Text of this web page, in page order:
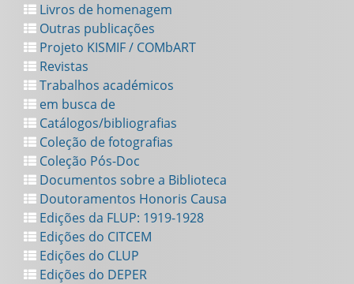
Livros de homenagem
Outras publicações
Projeto KISMIF / COMbART
Revistas
Trabalhos académicos
em busca de
Catálogos/bibliografias
Coleção de fotografias
Coleção Pós-Doc
Documentos sobre a Biblioteca
Doutoramentos Honoris Causa
Edições da FLUP: 1919-1928
Edições do CITCEM
Edições do CLUP
Edições do DEPER